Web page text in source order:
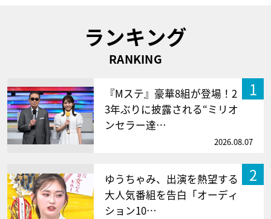
ランキング
RANKING
1
『Mステ』豪華8組が登場！2
3年ぶりに披露される“ミリオ
ンセラー達…
2026.08.07
2
ゆうちゃみ、出演を熱望する
大人気番組を告白「オーディ
ション10…